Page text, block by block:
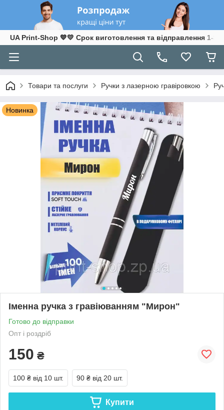
UA Print-Shop ​💙💛 Срок виготовлення та відправлення 1-3
Товари та послуги Ручки з лазерною гравіровкою
Новинка
Іменна ручка з гравіюванням "Мирон"
Готово до відправки
Опт і роздріб
150 ₴
100 ₴ від 10 шт. 90 ₴ від 20 шт.
Купити